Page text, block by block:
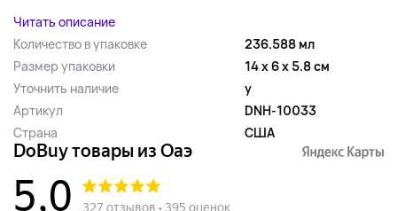
Читать описание
Количество в упаковке
236.588 мл
Размер упаковки
14 x 6 x 5.8 см
Уточнить наличие
y
Артикул
DNH-10033
Страна
США